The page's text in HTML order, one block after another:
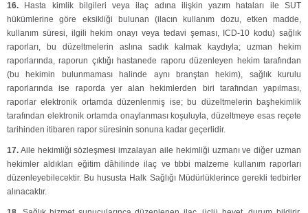
16. Hasta kimlik bilgileri veya ilaç adına ilişkin yazım hataları ile SUT
hükümlerine göre eksikliği bulunan (ilacın kullanım dozu, etken madde,
kullanım süresi, ilgili hekim onayı veya tedavi şeması, ICD-10 kodu) sağlık
raporları, bu düzeltmelerin aslına sadık kalmak kaydıyla; uzman hekim
raporlarında, raporun çıktığı hastanede raporu düzenleyen hekim tarafından
(bu hekimin bulunmaması halinde aynı branştan hekim), sağlık kurulu
raporlarında ise raporda yer alan hekimlerden biri tarafından yapılması,
raporlar elektronik ortamda düzenlenmiş ise; bu düzeltmelerin başhekimlik
tarafından elektronik ortamda onaylanması koşuluyla, düzeltmeye esas reçete
tarihinden itibaren rapor süresinin sonuna kadar geçerlidir.
17. Aile hekimliği sözleşmesi imzalayan aile hekimliği uzmanı ve diğer uzman
hekimler aldıkları eğitim dâhilinde ilaç ve tıbbi malzeme kullanım raporları
düzenleyebilecektir. Bu hususta Halk Sağlığı Müdürlüklerince gerekli tedbirler
alınacaktır.